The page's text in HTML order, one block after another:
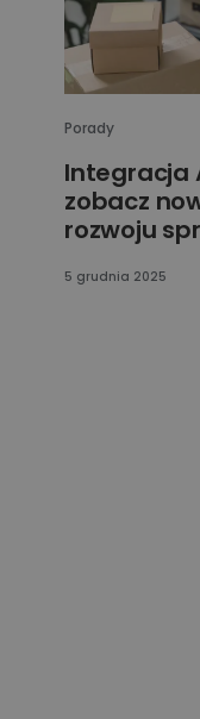
Porady
Integracja
zobacz
rozwoju
5 grudnia 2025